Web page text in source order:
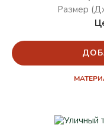
Размер